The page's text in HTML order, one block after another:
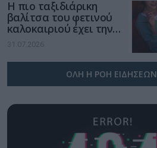
Η πιο ταξιδιάρικη
βαλίτσα του φετινού
καλοκαιριού έχει την
υπογραφή της Xiaomi
31.07.2026
ΟΛΗ Η ΡΟΗ ΕΙΔΗΣΕΩΝ